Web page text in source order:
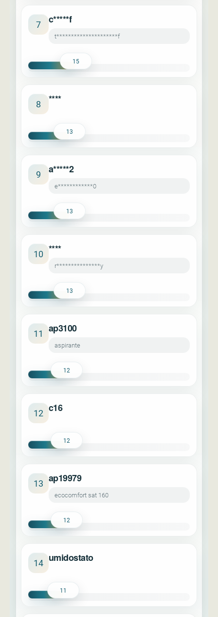
7 c*****f
t*********************f
15
8 ****
13
9 a*****2
e************0
13
10 ****
r***************y
13
11 ap3100
aspirante
12
12 c16
12
13 ap19979
ecocomfort sat 160
12
14 umidostato
11